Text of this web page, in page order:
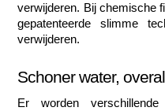
verwijderen. Bij chemische
gepatenteerde slimme
verwijderen.
Schoner water, overal
Er worden